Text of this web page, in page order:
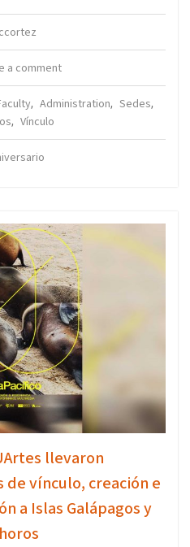
ccortez
a comment
, Administration, Sedes,
, Vínculo
llevaron
de vínculo, creación e
a Islas Galápagos y